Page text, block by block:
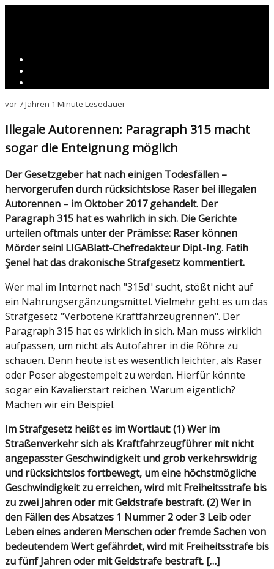
vor 7 Jahren 1 Minute Lesedauer
Illegale Autorennen: Paragraph 315 macht
sogar die Enteignung möglich
Der Gesetzgeber hat nach einigen Todesfällen –
hervorgerufen durch rücksichtslose Raser bei illegalen
Autorennen – im Oktober 2017 gehandelt. Der
Paragraph 315 hat es wahrlich in sich. Die Gerichte
urteilen oftmals unter der Prämisse: Raser können
Mörder sein! LIGABlatt-Chefredakteur Dipl.-Ing. Fatih
Şenel hat das drakonische Strafgesetz kommentiert.
Wer mal im Internet nach "315d" sucht, stößt nicht auf
ein Nahrungsergänzungsmittel. Vielmehr geht es um das
Strafgesetz "Verbotene Kraftfahrzeugrennen". Der
Paragraph 315 hat es wirklich in sich. Man muss wirklich
aufpassen, um nicht als Autofahrer in die Röhre zu
schauen. Denn heute ist es wesentlich leichter, als Raser
oder Poser abgestempelt zu werden. Hierfür könnte
sogar ein Kavalierstart reichen. Warum eigentlich?
Machen wir ein Beispiel.
Im Strafgesetz heißt es im Wortlaut:(1) Wer im
Straßenverkehr sich als Kraftfahrzeugführer mit nicht
angepasster Geschwindigkeit und grob verkehrswidrig
und rücksichtslos fortbewegt, um eine höchstmögliche
Geschwindigkeit zu erreichen, wird mit Freiheitsstrafe bis
zu zwei Jahren oder mit Geldstrafe bestraft.(2) Wer in
den Fällen des Absatzes 1 Nummer 2 oder 3 Leib oder
Leben eines anderen Menschen oder fremde Sachen von
bedeutendem Wert gefährdet, wird mit Freiheitsstrafe bis
zu fünf Jahren oder mit Geldstrafe bestraft. […]